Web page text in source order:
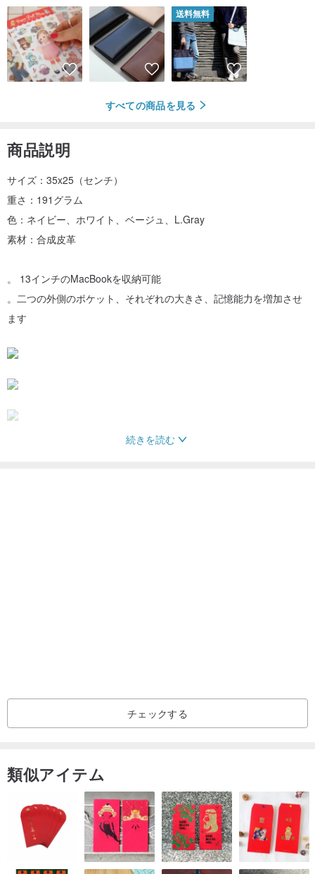
送料無料
すべての商品を見る
商品説明
サイズ：35x25（センチ）
重さ：191グラム
色：ネイビー、ホワイト、ベージュ、L.Gray
素材：合成皮革
。 13インチのMacBookを収納可能
。二つの外側のポケット、それぞれの大きさ、記憶能力を増加させ
ます
続きを読む
チェックする
類似アイテム